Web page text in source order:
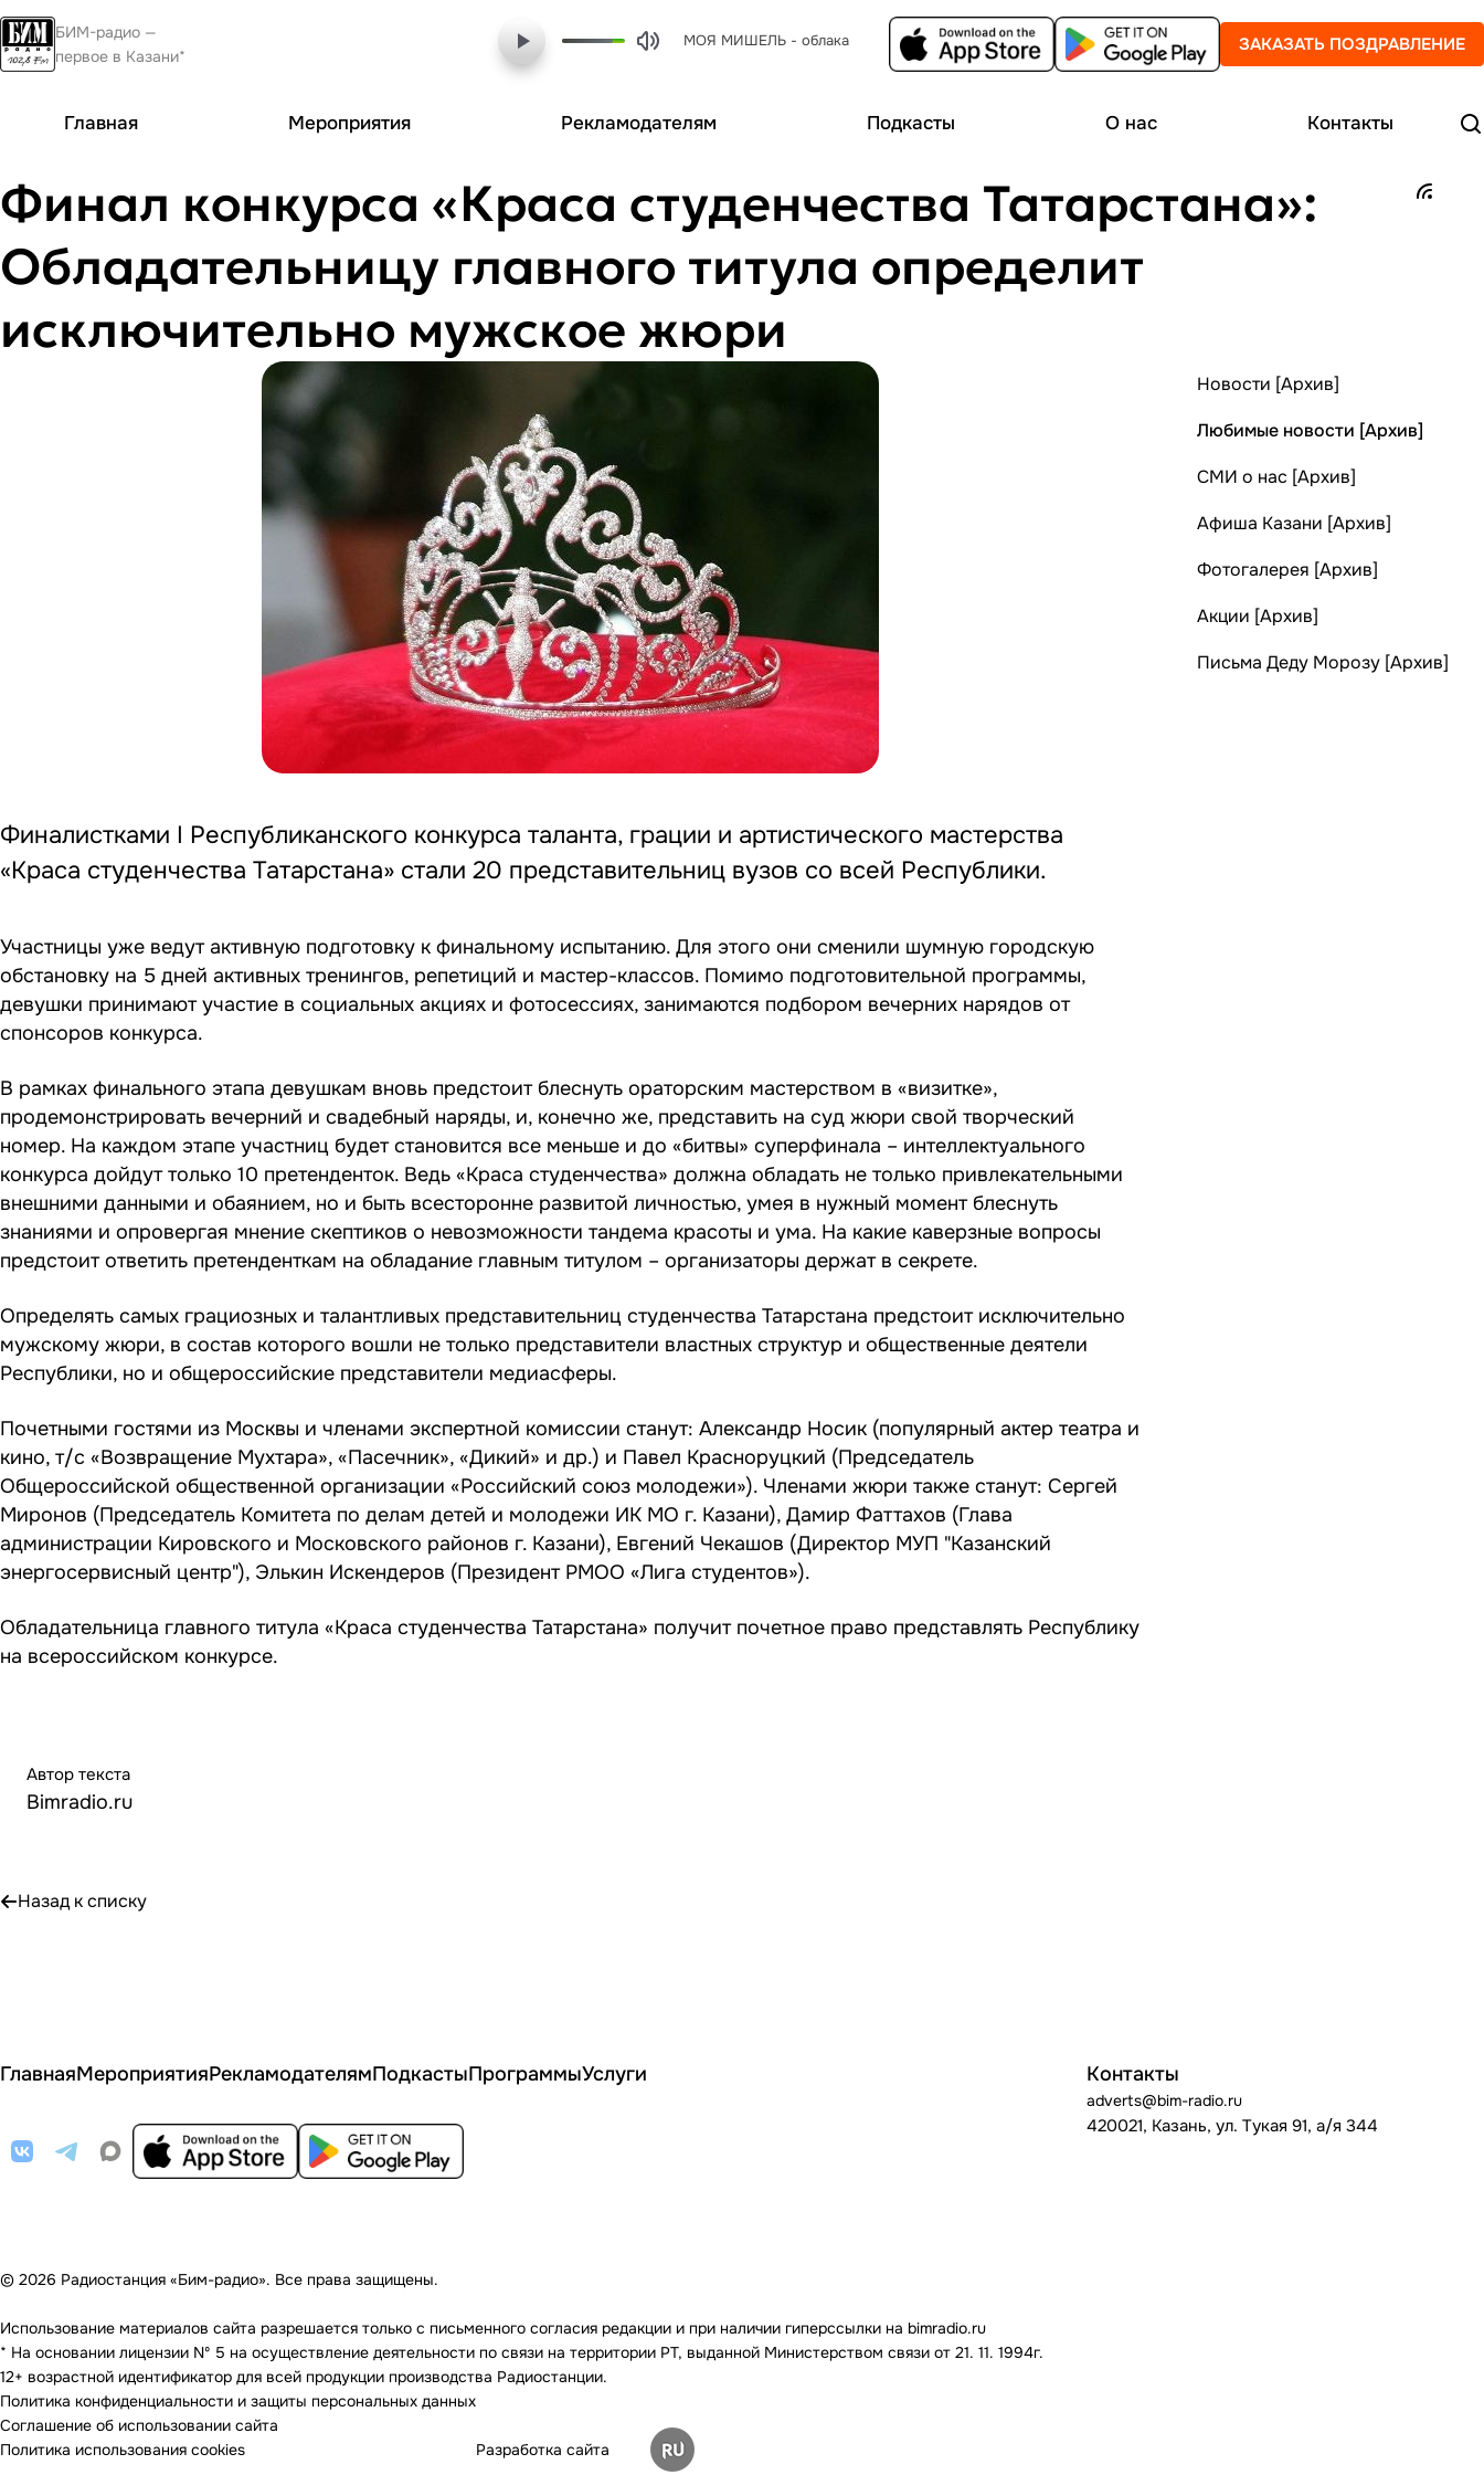
БИМ-радио —
первое в Казани*
МОЯ МИШЕЛЬ - облака ЗАКАЗАТЬ ПОЗДРАВЛЕНИЕ
Главная Мероприятия Рекламодателям Подкасты О нас Контакты
Финал конкурса «Краса студенчества Татарстана»:
Обладательницу главного титула определит
исключительно мужское жюри
Финалистками I Республиканского конкурса таланта, грации и артистического мастерства
«Краса студенчества Татарстана» стали 20 представительниц вузов со всей Республики.
Участницы уже ведут активную подготовку к финальному испытанию. Для этого они сменили шумную городскую
обстановку на 5 дней активных тренингов, репетиций и мастер-классов. Помимо подготовительной программы,
девушки принимают участие в социальных акциях и фотосессиях, занимаются подбором вечерних нарядов от
спонсоров конкурса.
В рамках финального этапа девушкам вновь предстоит блеснуть ораторским мастерством в «визитке»,
продемонстрировать вечерний и свадебный наряды, и, конечно же, представить на суд жюри свой творческий
номер. На каждом этапе участниц будет становится все меньше и до «битвы» суперфинала – интеллектуального
конкурса дойдут только 10 претенденток. Ведь «Краса студенчества» должна обладать не только привлекательными
внешними данными и обаянием, но и быть всесторонне развитой личностью, умея в нужный момент блеснуть
знаниями и опровергая мнение скептиков о невозможности тандема красоты и ума. На какие каверзные вопросы
предстоит ответить претенденткам на обладание главным титулом – организаторы держат в секрете.
Определять самых грациозных и талантливых представительниц студенчества Татарстана предстоит исключительно
мужскому жюри, в состав которого вошли не только представители властных структур и общественные деятели
Республики, но и общероссийские представители медиасферы.
Почетными гостями из Москвы и членами экспертной комиссии станут: Александр Носик (популярный актер театра и
кино, т/с «Возвращение Мухтара», «Пасечник», «Дикий» и др.) и Павел Красноруцкий (Председатель
Общероссийской общественной организации «Российский союз молодежи»). Членами жюри также станут: Сергей
Миронов (Председатель Комитета по делам детей и молодежи ИК МО г. Казани), Дамир Фаттахов (Глава
администрации Кировского и Московского районов г. Казани), Евгений Чекашов (Директор МУП "Казанский
энергосервисный центр"), Элькин Искендеров (Президент РМОО «Лига студентов»).
Обладательница главного титула «Краса студенчества Татарстана» получит почетное право представлять Республику
на всероссийском конкурсе.
Автор текста
Bimradio.ru
Назад к списку
Новости [Архив]
Любимые новости [Архив]
СМИ о нас [Архив]
Афиша Казани [Архив]
Фотогалерея [Архив]
Акции [Архив]
Письма Деду Морозу [Архив]
ГлавнаяМероприятияРекламодателямПодкастыПрограммыУслуги Контакты
adverts@bim-radio.ru
420021, Казань, ул. Тукая 91, а/я 344
© 2026 Радиостанция «Бим-радио». Все права защищены.
Использование материалов сайта разрешается только с письменного согласия редакции и при наличии гиперссылки на bimradio.ru
* На основании лицензии Nº 5 на осуществление деятельности по связи на территории РТ, выданной Министерством связи от 21. 11. 1994г.
12+ возрастной идентификатор для всей продукции производства Радиостанции.
Политика конфиденциальности и защиты персональных данных
Соглашение об использовании сайта
Политика использования cookies
Разработка сайта